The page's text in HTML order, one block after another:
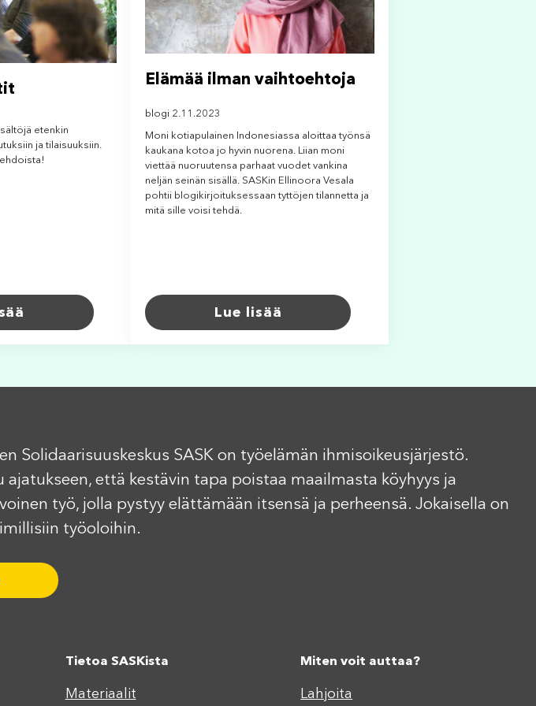
etenkin
ja tilaisuuksiin.
Elämää ilman vaihtoehtoja
blogi 2.11.2023
Moni kotiapulainen Indonesiassa aloittaa työnsä
kaukana kotoa jo hyvin nuorena. Liian moni
viettää nuoruutensa parhaat vuodet vankina
neljän seinän sisällä. SASKin Ellinoora Vesala
pohtii blogikirjoituksessaan tyttöjen tilannetta ja
mitä sille voisi tehdä.
Lue lisää
Solidaarisuuskeskus SASK on työelämän ihmisoikeusjärjestö.
ajatukseen, että kestävin tapa poistaa maailmasta köyhyys ja
työ, jolla pystyy elättämään itsensä ja perheensä. Jokaisella on
työoloihin.
Tietoa SASKista
Materiaalit
Miten voit auttaa?
Lahjoita